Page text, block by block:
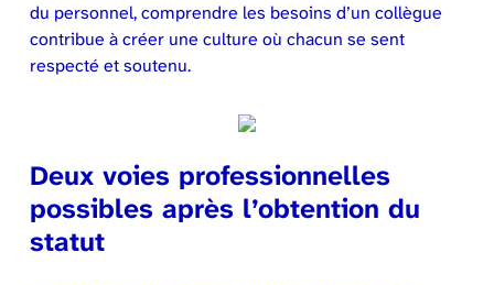
du personnel, comprendre les besoins d’un collègue
contribue à créer une culture où chacun se sent
respecté et soutenu.
Deux voies professionnelles
possibles après l’obtention du
statut